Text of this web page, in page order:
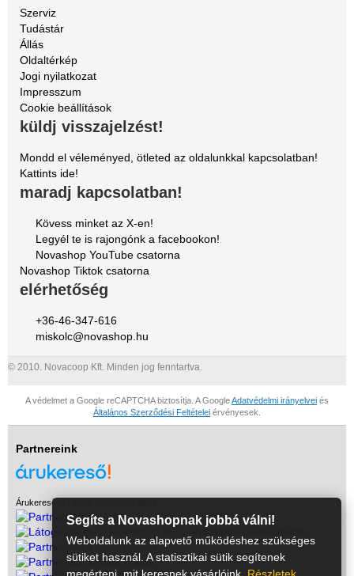
Szerviz
Tudástár
Állás
Oldaltérkép
Jogi nyilatkozat
Impresszum
Cookie beállítások
küldj visszajelzést!
Mondd el véleményed, ötleted az oldalunkkal kapcsolatban!
Kattints ide!
maradj kapcsolatban!
Kövess minket az X-en!
Legyél te is rajongónk a facebookon!
Novashop YouTube csatorna
Novashop Tiktok csatorna
elérhetőség
+36-46-347-616
miskolc@novashop.hu
© 2010. Novacoop Kft. Minden jog fenntartva.
A védelmet a Google reCAPTCHA biztosítja. A GoogleAdatvédelmi irányelvei és
Általános Szerződési Feltételei érvényesek.
Partnereink
Árukereső, a hiteles vásárlási kalauz
Segíts a Novashopnak jobbá válni!
Weboldalunk az alapvető működéshez szükséges
sütiket használ. A statisztikai sütik segítenek